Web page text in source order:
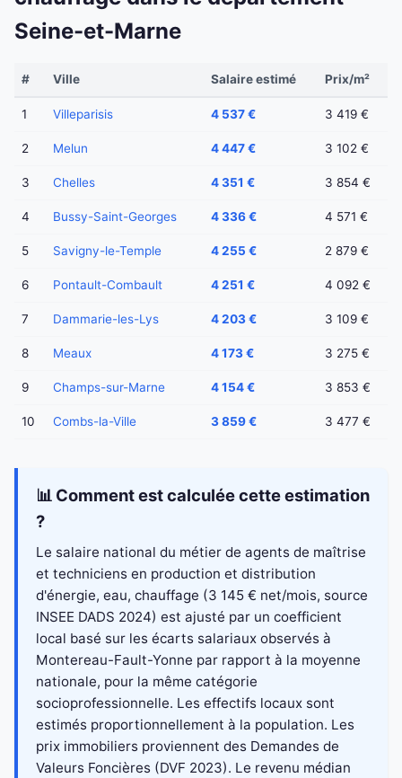
Seine-et-Marne
# Ville Salaire estimé Prix/m²
1 Villeparisis 4 537 € 3 419 €
2 Melun 4 447 € 3 102 €
3 Chelles 4 351 € 3 854 €
4 Bussy-Saint-Georges 4 336 € 4 571 €
5 Savigny-le-Temple 4 255 € 2 879 €
6 Pontault-Combault 4 251 € 4 092 €
7 Dammarie-les-Lys 4 203 € 3 109 €
8 Meaux 4 173 € 3 275 €
9 Champs-sur-Marne 4 154 € 3 853 €
10 Combs-la-Ville 3 859 € 3 477 €
📊 Comment est calculée cette estimation
?
Le salaire national du métier de agents de maîtrise
et techniciens en production et distribution
d'énergie, eau, chauffage (3 145 € net/mois, source
INSEE DADS 2024) est ajusté par un coefficient
local basé sur les écarts salariaux observés à
Montereau-Fault-Yonne par rapport à la moyenne
nationale, pour la même catégorie
socioprofessionnelle. Les effectifs locaux sont
estimés proportionnellement à la population. Les
prix immobiliers proviennent des Demandes de
Valeurs Foncières (DVF 2023). Le revenu médian